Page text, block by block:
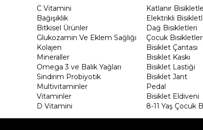
C Vitamini
Bağışıklık
Bitkisel Ürünler
Glukozamin Ve Eklem Sağlığı
Kolajen
Mineraller
Omega 3 ve Balık Yağları
Sindirim Probiyotik
Multivitaminler
Vitaminler
D Vitamini
Katlanır
Elektrikli
Dağ Bisikletleri
Çocuk Bisikletleri
Bisiklet Çantası
Bisiklet Kaskı
Bisiklet Lastiği
Bisiklet Jant
Pedal
Bisiklet Eldiveni
8-11 Yaş Çocuk